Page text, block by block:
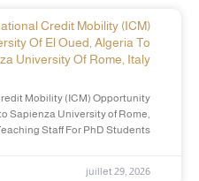
Credit Mobility (ICM)
Of El Oued, Algeria To
University Of Rome, Italy
Mobility (ICM) Opportunity
Sapienza University of Rome,
Staff For PhD Students
juillet 29, 2026